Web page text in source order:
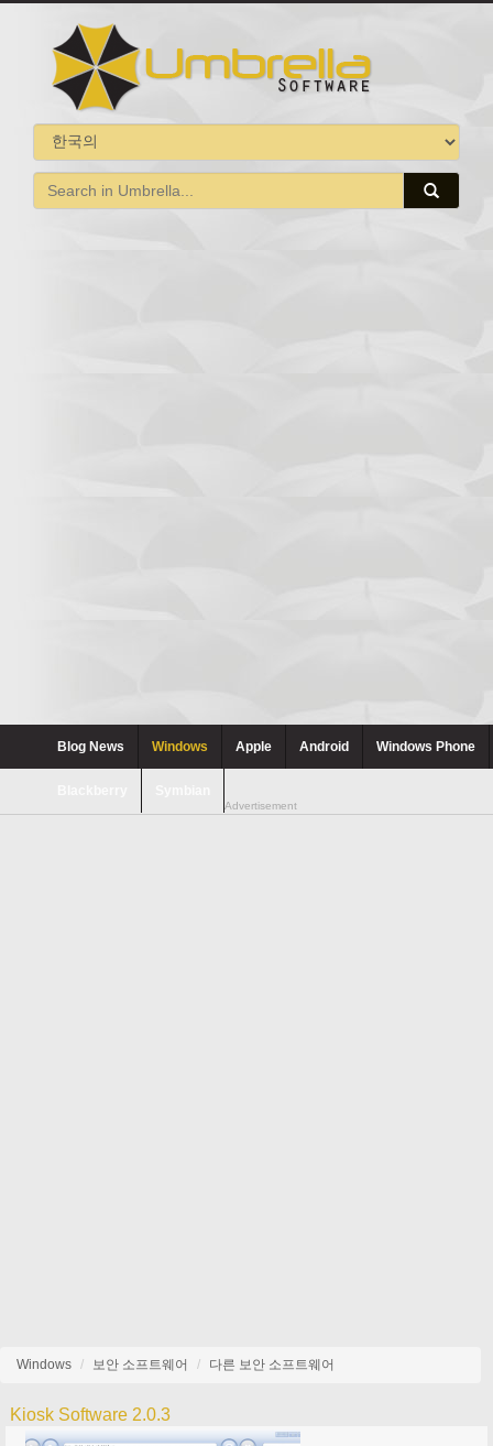
Blog News Windows Apple Android Windows Phone
Advertisement
Windows 보안 소프트웨어 다른 보안 소프트웨어
Kiosk Software 2.0.3